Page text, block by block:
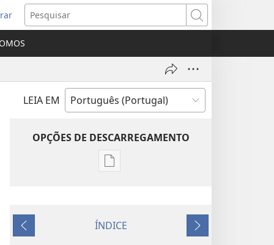
Pesquisar
LEIA EM
OPÇÕES DE DESCARREGAMENTO
Opções
publicações
Anterior
ÍNDICE
Seguinte